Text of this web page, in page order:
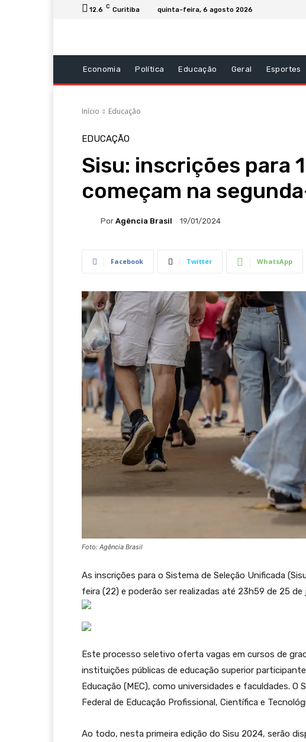
12.6 C Curitiba quinta-feira, 6 agosto 2026
Economia Política Educação Geral Esportes
Início Educação
EDUCAÇÃO
Sisu: inscrições para
começam na
Por Agência Brasil 19/01/2024
Facebook Twitter WhatsApp
Foto: Agência Brasil
As inscrições para o Sistema de Seleção Unificada
feira (22) e poderão ser realizadas até 23h59 de 25 de
Este processo seletivo oferta vagas em cursos de
instituições públicas de educação superior
Educação (MEC), como universidades e faculdades. O
Federal de Educação Profissional, Científica e
Ao todo, nesta primeira edição do Sisu 2024, serão